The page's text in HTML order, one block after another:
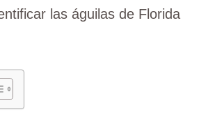
las águilas de Florida